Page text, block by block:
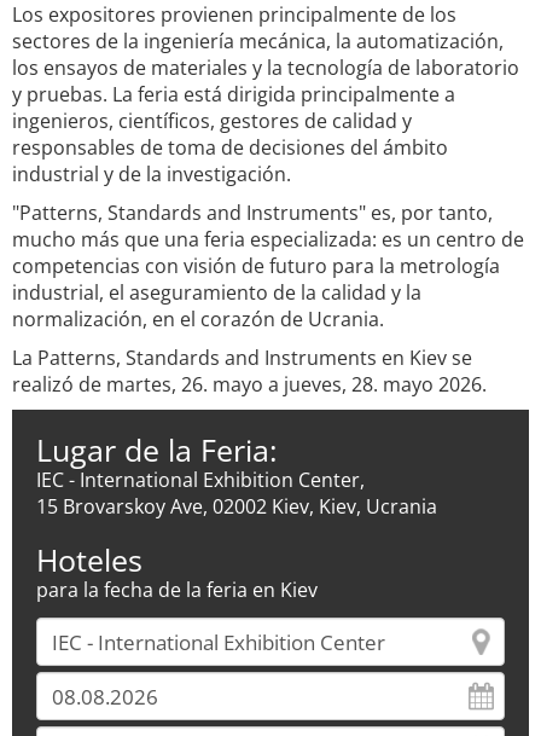
Los expositores provienen principalmente de los
sectores de la ingeniería mecánica, la automatización,
los ensayos de materiales y la tecnología de laboratorio
y pruebas. La feria está dirigida principalmente a
ingenieros, científicos, gestores de calidad y
responsables de toma de decisiones del ámbito
industrial y de la investigación.
"Patterns, Standards and Instruments" es, por tanto,
mucho más que una feria especializada: es un centro de
competencias con visión de futuro para la metrología
industrial, el aseguramiento de la calidad y la
normalización, en el corazón de Ucrania.
La Patterns, Standards and Instruments en Kiev se
realizó de martes, 26. mayo a jueves, 28. mayo 2026.
Lugar de la Feria:
IEC - International Exhibition Center,
15 Brovarskoy Ave, 02002 Kiev, Kiev, Ucrania
Hoteles
para la fecha de la feria en Kiev